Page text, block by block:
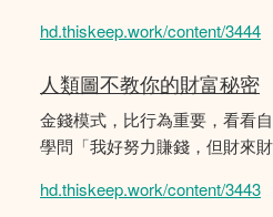
hd.thiskeep.work/content/3444
人類圖不教你的財富秘密
金錢模式，比行為重要，看看
學問「我好努力賺錢，但財來財
hd.thiskeep.work/content/3443